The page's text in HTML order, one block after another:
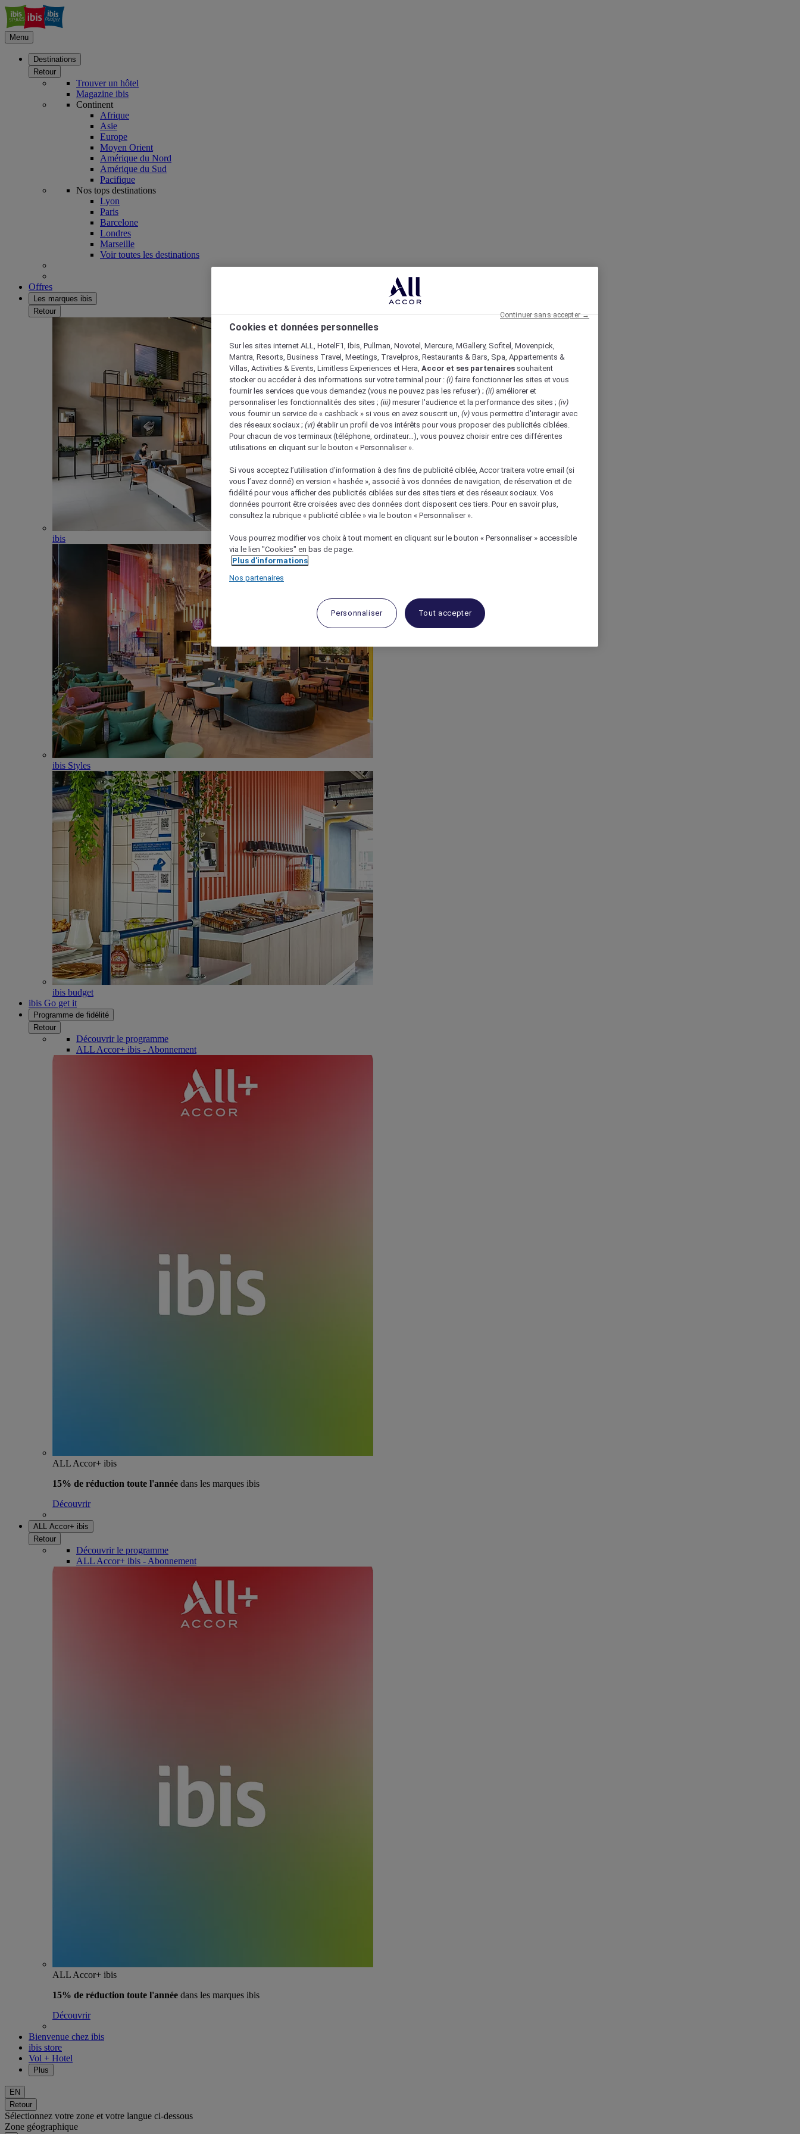
Menu
Destinations
Retour
Trouver un hôtel
Magazine ibis
Continent
Afrique
Asie
Europe
Moyen Orient
Amérique du Nord
Amérique du Sud
Pacifique
Nos tops destinations
Lyon
Paris
Barcelone
Londres
Marseille
Voir toutes les destinations
Offres
Les marques ibis
Retour
ibis
ibis Styles
ibis budget
ibis Go get it
Programme de fidélité
Retour
Découvrir le programme
ALL Accor+ ibis - Abonnement
ALL Accor+ ibis
15% de réduction toute l'année dans les marques ibis
Découvrir
ALL Accor+ ibis
Retour
Découvrir le programme
ALL Accor+ ibis - Abonnement
ALL Accor+ ibis
15% de réduction toute l'année dans les marques ibis
Découvrir
Bienvenue chez ibis
ibis store
Vol + Hotel
Plus
EN
Retour
Sélectionnez votre zone et votre langue ci-dessous
Zone géographique
Cookies et données personnelles
Sur les sites internet ALL, HotelF1, Ibis, Pullman, Novotel, Mercure, MGallery, Sofitel, Movenpick,
Mantra, Resorts, Business Travel, Meetings, Travelpros, Restaurants & Bars, Spa, Appartements &
Villas, Activities & Events, Limitless Experiences et Hera, Accor et ses partenaires souhaitent
stocker ou accéder à des informations sur votre terminal pour : (i) faire fonctionner les sites et vous
fournir les services que vous demandez (vous ne pouvez pas les refuser) ; (ii) améliorer et
personnaliser les fonctionnalités des sites ; (iii) mesurer l'audience et la performance des sites ; (iv)
vous fournir un service de « cashback » si vous en avez souscrit un, (v) vous permettre d'interagir avec
des réseaux sociaux ; (vi) établir un profil de vos intérêts pour vous proposer des publicités ciblées.
Pour chacun de vos terminaux (téléphone, ordinateur…), vous pouvez choisir entre ces différentes
utilisations en cliquant sur le bouton « Personnaliser ».
Si vous acceptez l’utilisation d’information à des fins de publicité ciblée, Accor traitera votre email (si
vous l’avez donné) en version « hashée », associé à vos données de navigation, de réservation et de
fidélité pour vous afficher des publicités ciblées sur des sites tiers et des réseaux sociaux. Vos
données pourront être croisées avec des données dont disposent ces tiers. Pour en savoir plus,
consultez la rubrique « publicité ciblée » via le bouton « Personnaliser ».
Vous pourrez modifier vos choix à tout moment en cliquant sur le bouton « Personnaliser » accessible
via le lien "Cookies" en bas de page.
Plus d'informations
Nos partenaires
Personnaliser Tout accepter
Continuer sans accepter →